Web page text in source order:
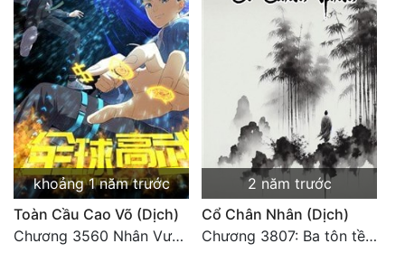
khoảng 1 năm trước
Toàn Cầu Cao Võ (Dịch)
Chương 3560 Nhân Vương trở về - END
2 năm trước
Cổ Chân Nhân (Dịch)
Chương 3807: Ba tôn tề công Thiên Đình (2)